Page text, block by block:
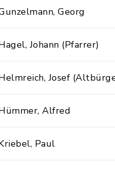
Georg
Johann (Pfarrer)
Josef
Alfred
Paul